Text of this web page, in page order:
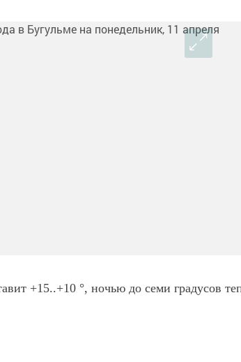
+15..+10 °, ночью до семи градусов